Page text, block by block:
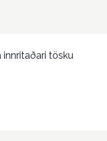
tösku